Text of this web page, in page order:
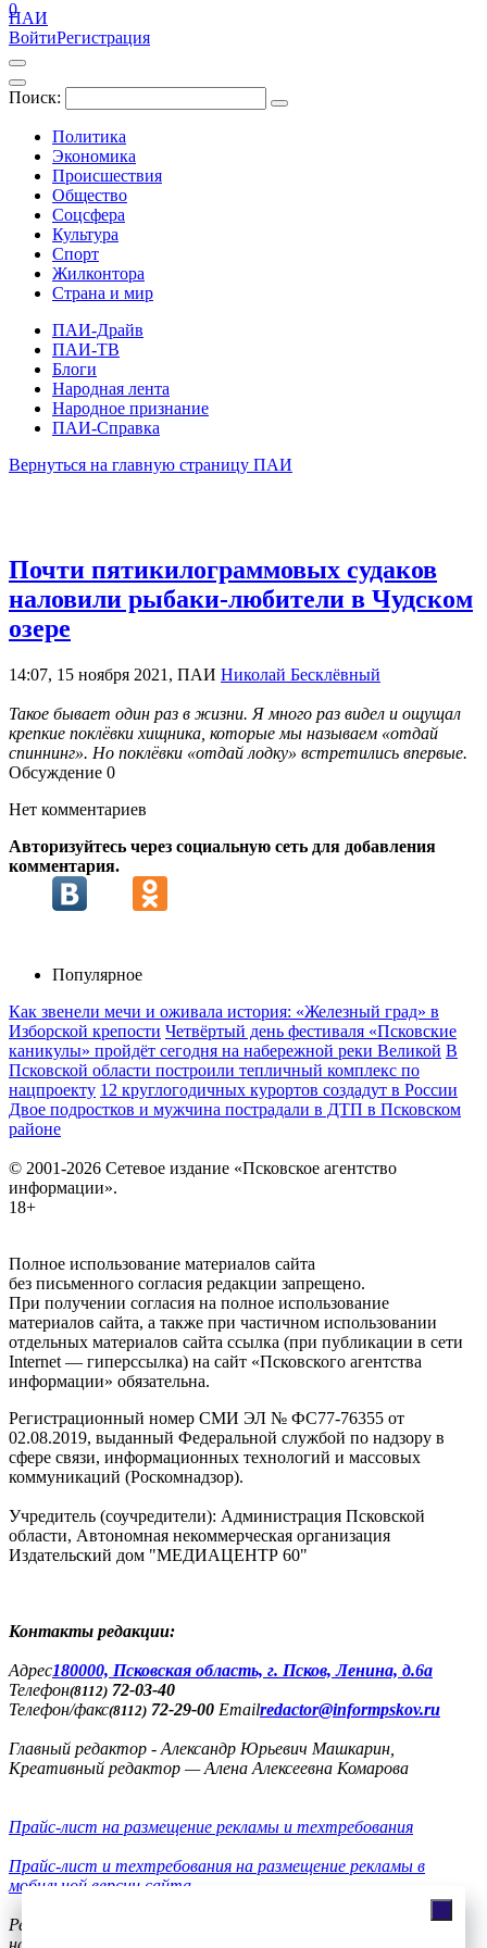
ПАИ
ВойтиРегистрация
Поиск:
Политика
Экономика
Происшествия
Общество
Соцсфера
Культура
Спорт
Жилконтора
Страна и мир
ПАИ-Драйв
ПАИ-ТВ
Блоги
Народная лента
Народное признание
ПАИ-Справка
0
Вернуться на главную страницу ПАИ
Почти пятикилограммовых судаков
наловили рыбаки-любители в Чудском
озере
14:07, 15 ноября 2021, ПАИ Николай Бесклёвный
Такое бывает один раз в жизни. Я много раз видел и ощущал
крепкие поклёвки хищника, которые мы называем «отдай
спиннинг». Но поклёвки «отдай лодку» встретились впервые.
Обсуждение 0
Нет комментариев
Авторизуйтесь через социальную сеть для добавления
комментария.
Популярное
Как звенели мечи и оживала история: «Железный град» в
Изборской крепости Четвёртый день фестиваля «Псковские
каникулы» пройдёт сегодня на набережной реки Великой В
Псковской области построили тепличный комплекс по
нацпроекту 12 круглогодичных курортов создадут в России
Двое подростков и мужчина пострадали в ДТП в Псковском
районе
© 2001-2026 Сетевое издание «Псковское агентство
информации».
18+
Полное использование материалов сайта
без письменного согласия редакции запрещено.
При получении согласия на полное использование
материалов сайта, а также при частичном использовании
отдельных материалов сайта ссылка (при публикации в сети
Internet — гиперссылка) на сайт «Псковского агентства
информации» обязательна.
Регистрационный номер СМИ ЭЛ № ФС77-76355 от
02.08.2019, выданный Федеральной службой по надзору в
сфере связи, информационных технологий и массовых
коммуникаций (Роскомнадзор).
Учредитель (соучредители): Администрация Псковской
области, Автономная некоммерческая организация
Издательский дом "МЕДИАЦЕНТР 60"
Контакты редакции:
Адреc180000, Псковская область, г. Псков, Ленина, д.6а
Телефон(8112) 72-03-40
Телефон/факс(8112) 72-29-00 Emailredactor@informpskov.ru
Главный редактор - Александр Юрьевич Машкарин,
Креативный редактор — Алена Алексеевна Комарова
Прайс-лист на размещение рекламы и техтребования
Прайс-лист и техтребования на размещение рекламы в
мобильной версии сайта
Реклама
на сайте